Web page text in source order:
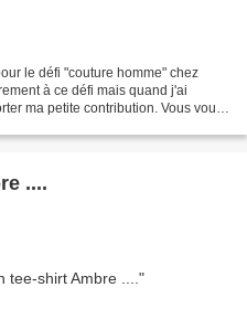
le défi "couture homme" chez
à ce défi mais quand j'ai
ma petite contribution. Vous vous
....